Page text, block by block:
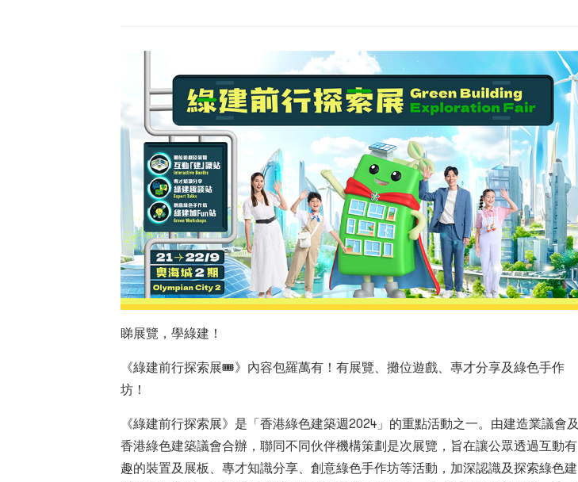
睇展覽，學綠建！
《綠建前行探索展🎟️》內容包羅萬有！有展覽、攤位遊戲、專才分享及綠色手作
坊！
《綠建前行探索展》是「香港綠色建築週2024」的重點活動之一。由建造業議會及
香港綠色建築議會合辦，聯同不同伙伴機構策劃是次展覽，旨在讓公眾透過互動有
趣的裝置及展板、專才知識分享、創意綠色手作坊等活動，加深認識及探索綠色建